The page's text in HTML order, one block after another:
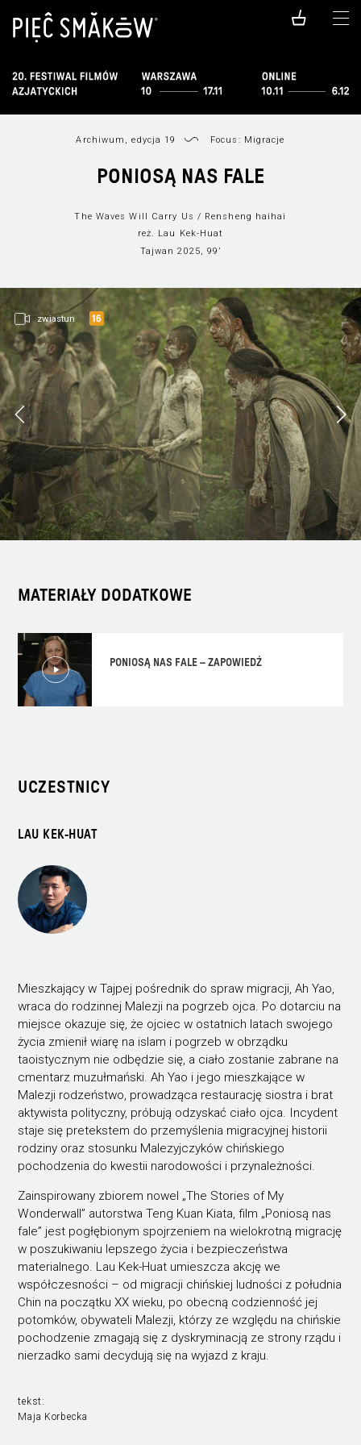
Archiwum, edycja 19 Focus: Migracje
PONIOSĄ NAS FALE
The Waves Will Carry Us / Rensheng haihai
reż. Lau Kek-Huat
Tajwan 2025, 99’
zwiastun
MATERIAŁY DODATKOWE
PONIOSĄ NAS FALE – ZAPOWIEDŹ
UCZESTNICY
LAU KEK-HUAT
Mieszkający w Tajpej pośrednik do spraw migracji, Ah Yao,
wraca do rodzinnej Malezji na pogrzeb ojca. Po dotarciu na
miejsce okazuje się, że ojciec w ostatnich latach swojego
życia zmienił wiarę na islam i pogrzeb w obrządku
taoistycznym nie odbędzie się, a ciało zostanie zabrane na
cmentarz muzułmański. Ah Yao i jego mieszkające w
Malezji rodzeństwo, prowadząca restaurację siostra i brat
aktywista polityczny, próbują odzyskać ciało ojca. Incydent
staje się pretekstem do przemyślenia migracyjnej historii
rodziny oraz stosunku Malezyjczyków chińskiego
pochodzenia do kwestii narodowości i przynależności.
Zainspirowany zbiorem nowel „The Stories of My
Wonderwall” autorstwa Teng Kuan Kiata, film „Poniosą nas
fale” jest pogłębionym spojrzeniem na wielokrotną migrację
w poszukiwaniu lepszego życia i bezpieczeństwa
materialnego. Lau Kek-Huat umieszcza akcję we
współczesności – od migracji chińskiej ludności z południa
Chin na początku XX wieku, po obecną codzienność jej
potomków, obywateli Malezji, którzy ze względu na chińskie
pochodzenie zmagają się z dyskryminacją ze strony rządu i
nierzadko sami decydują się na wyjazd z kraju.
tekst:
Maja Korbecka